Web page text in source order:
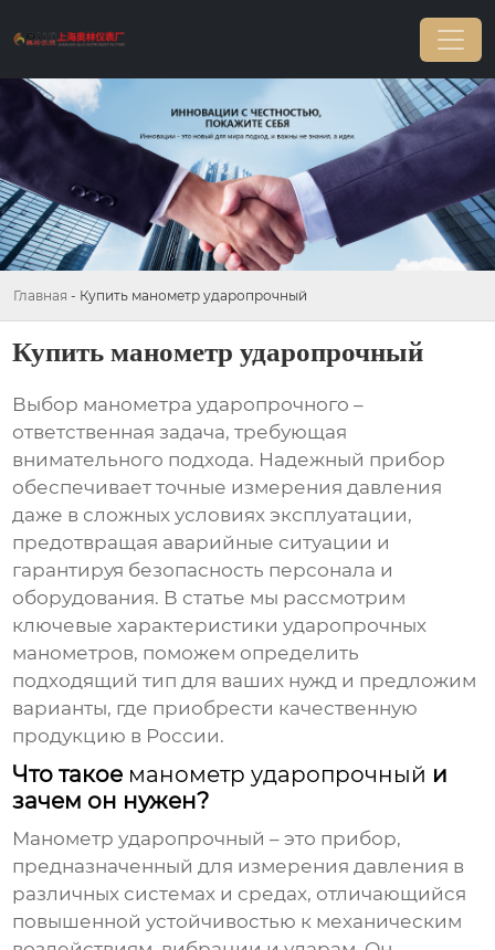
Главная - Купить манометр ударопрочный
Купить манометр ударопрочный
Выбор манометра ударопрочного –
ответственная задача, требующая
внимательного подхода. Надежный прибор
обеспечивает точные измерения давления
даже в сложных условиях эксплуатации,
предотвращая аварийные ситуации и
гарантируя безопасность персонала и
оборудования. В статье мы рассмотрим
ключевые характеристикиударопрочных
манометров, поможем определить
подходящий тип для ваших нужд и предложим
варианты, где приобрести качественную
продукцию в России.
Что такое манометр ударопрочный и
зачем он нужен?
Манометр ударопрочный – это прибор,
предназначенный для измерения давления в
различных системах и средах, отличающийся
повышенной устойчивостью к механическим